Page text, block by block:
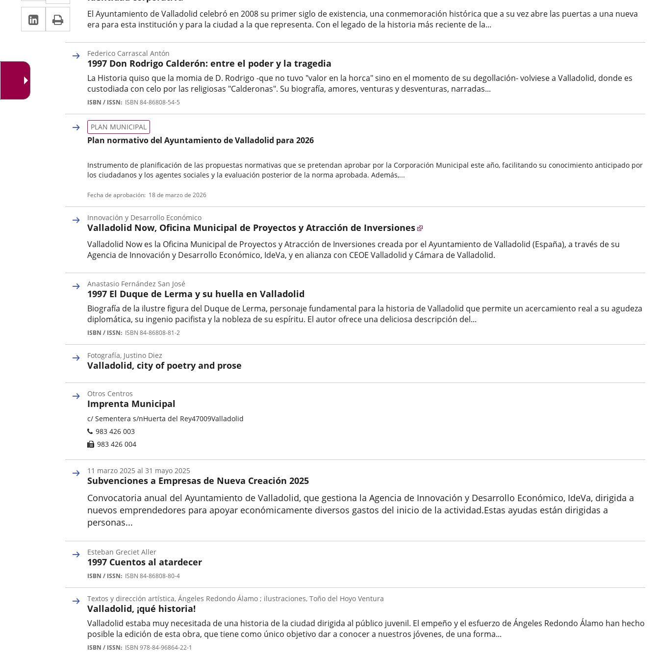
una
aplicación
externa.
a
una
externa.
LinkedIn
Enlace
a
aplicación
Imprimir
El Ayuntamiento de Valladolid celebró en 2008 su primer siglo de existencia, una conmemoración histórica que a su vez abre las puertas a una nueva
era para esta institución y para la ciudad a la que representa. Con el legado de la historia más reciente de la...
1997 Don Rodrigo Calderón: entre el poder y la tragedia
La Historia quiso que la momia de D. Rodrigo -que no tuvo "valor en la horca" sino en el momento de su degollación- volviese a Valladolid, donde es
custodiada con celo por las religiosas "Calderonas". Su biografía, amores, venturas y desventuras, narradas...
Autor
Federico Carrascal Antón
ISBN / ISSN ISBN 84-86808-54-5
Plan normativo del Ayuntamiento de Valladolid para 2026
Instrumento de planificación de las propuestas normativas que se pretendan aprobar por la Corporación Municipal este año, facilitando su conocimiento anticipado por
los ciudadanos y los agentes sociales y la evaluación posterior de la norma aprobada. Además,...
de
normativa
PLAN MUNICIPAL
Fecha de aprobación 18 de marzo de 2026
Valladolid Now, Oficina Municipal de Proyectos y Atracción de Inversiones
Valladolid Now es la Oficina Municipal de Proyectos y Atracción de Inversiones creada por el Ayuntamiento de Valladolid (España), a través de su
Agencia de Innovación y Desarrollo Económico, IdeVa, y en alianza con CEOE Valladolid y Cámara de Valladolid.
Innovación y Desarrollo Económico
1997 El Duque de Lerma y su huella en Valladolid
Biografía de la ilustre figura del Duque de Lerma, personaje fundamental para la historia de Valladolid que permite un acercamiento real a su agudeza
diplomática, su ingenio pacifista y la nobleza de su espíritu. El autor ofrece una deliciosa descripción del...
Autor
Anastasio Fernández San José
ISBN / ISSN ISBN 84-86808-81-2
Valladolid, city of poetry and prose
Fotografía, Justino Diez
Imprenta Municipal
Categoría
Otros Centros
Adresse
postale
c/ Sementera s/nHuerta del Rey47009Valladolid
Téléphones
983 426 003
Fax
983 426 004
Subvenciones a Empresas de Nueva Creación 2025
Convocatoria anual del Ayuntamiento de Valladolid, que gestiona la Agencia de Innovación y Desarrollo Económico, IdeVa, dirigida a
nuevos emprendedores para apoyar económicamente diversos gastos del inicio de la actividad.Estas ayudas están dirigidas a
personas...
Inicio
11 marzo 2025 al 31 mayo 2025
1997 Cuentos al atardecer
Autor
Esteban Greciet Aller
ISBN / ISSN ISBN 84-86808-80-4
Valladolid, ¡qué historia!
Valladolid estaba muy necesitada de una historia de la ciudad dirigida al público juvenil. El empeño y el esfuerzo de Ángeles Redondo Álamo han hecho
posible la edición de esta obra, que tiene como único objetivo dar a conocer a nuestros jóvenes, de una forma...
Autor
Textos y dirección artística, Ángeles Redondo Álamo ; ilustraciones, Toño del Hoyo Ventura
ISBN / ISSN ISBN 978-84-96864-22-1